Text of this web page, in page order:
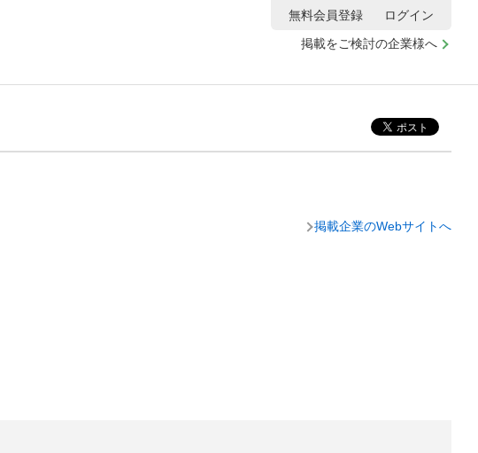
掲載をご検討の企業様へ
無料会員登録 ログイン
掲載企業のWebサイトへ